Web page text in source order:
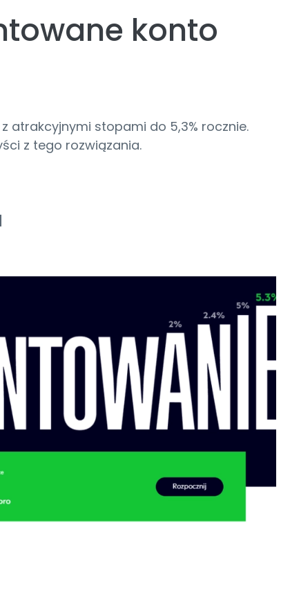
konto
atrakcyjnymi stopami do 5,3% rocznie.
z tego rozwiązania.